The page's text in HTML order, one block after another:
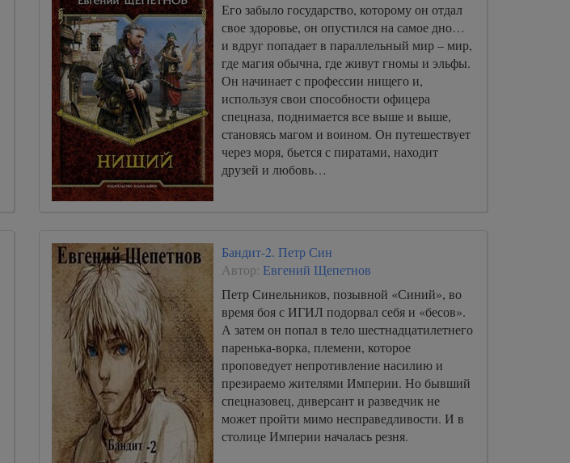
Его забыло государство, которому он отдал
свое здоровье, он опустился на самое дно…
и вдруг попадает в параллельный мир – мир,
где магия обычна, где живут гномы и эльфы.
Он начинает с профессии нищего и,
используя свои способности офицера
спецназа, поднимается все выше и выше,
становясь магом и воином. Он путешествует
через моря, бьется с пиратами, находит
друзей и любовь…
Бандит-2. Петр Син
Автор: Евгений Щепетнов
Петр Синельников, позывной «Синий», во
время боя с ИГИЛ подорвал себя и «бесов».
А затем он попал в тело шестнадцатилетнего
паренька-ворка, племени, которое
проповедует непротивление насилию и
презираемо жителями Империи. Но бывший
спецназовец, диверсант и разведчик не
может пройти мимо несправедливости. И в
столице Империи началась резня.